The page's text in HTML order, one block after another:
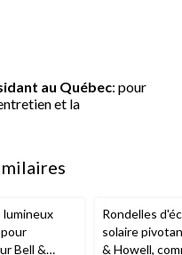
au Québec: pour
et la
lumineux
Bell &
Rondelles
solaire
& Howell,